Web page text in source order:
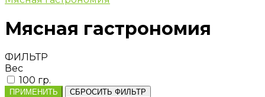
Мясная гастрономия
ФИЛЬТР
Вес
100 гр.
ПРИМЕНИТЬ СБРОСИТЬ ФИЛЬТР